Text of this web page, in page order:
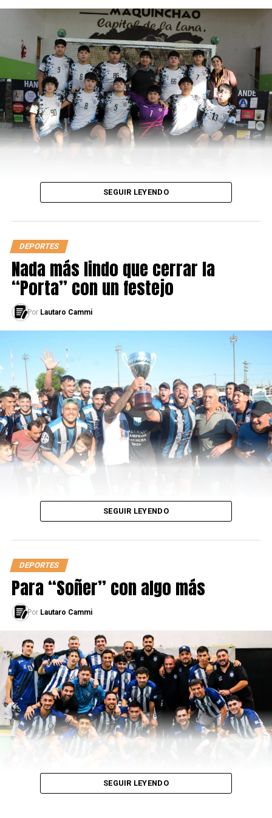
El Peque no pudo ante la leyenda
SEGUIR LEYENDO
DEPORTES
Nada más lindo que cerrar la
“Porta” con un festejo
Por Lautaro Cammi
SEGUIR LEYENDO
DEPORTES
Para “Soñer” con algo más
Por Lautaro Cammi
SEGUIR LEYENDO